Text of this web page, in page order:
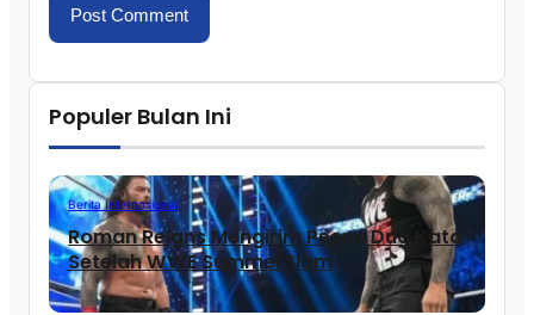
Populer Bulan Ini
Berita Internasional
Roman Reigns Mengirim Pesan Dua Kata
Setelah WWE SummerSlam